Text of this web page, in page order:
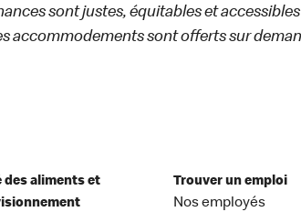
sont justes, équitables et accessibles
accommodements sont offerts sur
des aliments et
Trouver un emploi
Nos employés